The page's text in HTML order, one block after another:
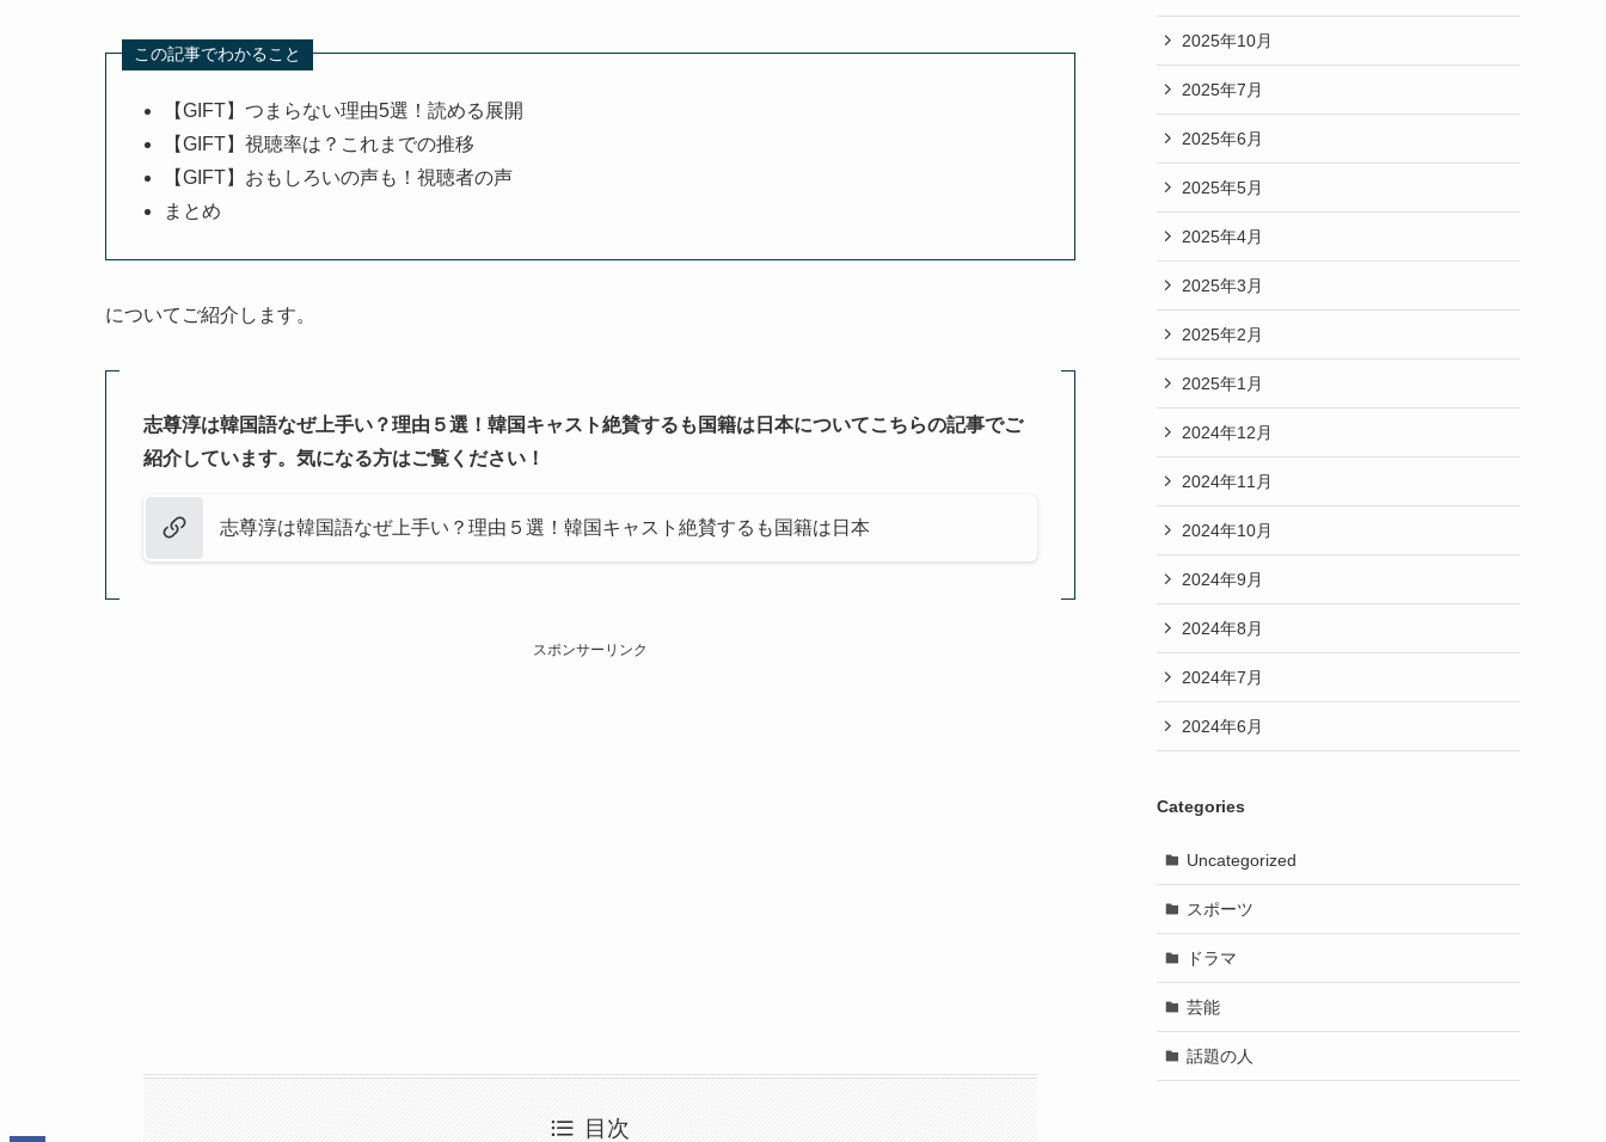
この記事でわかること
【GIFT】つまらない理由5選！読める展開
【GIFT】視聴率は？これまでの推移
【GIFT】おもしろいの声も！視聴者の声
まとめ
についてご紹介します。
志尊淳は韓国語なぜ上手い？理由５選！韓国キャスト絶賛するも国籍は日本についてこちらの記事でご
紹介しています。気になる方はご覧ください！
志尊淳は韓国語なぜ上手い？理由５選！韓国キャスト絶賛するも国籍は日本
スポンサーリンク
目次
2025年10月
2025年7月
2025年6月
2025年5月
2025年4月
2025年3月
2025年2月
2025年1月
2024年12月
2024年11月
2024年10月
2024年9月
2024年8月
2024年7月
2024年6月
Categories
Uncategorized
スポーツ
ドラマ
芸能
話題の人